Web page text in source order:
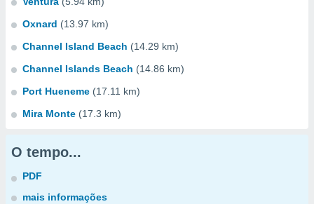
Oxnard (13.97 km)
Channel Island Beach (14.29 km)
Channel Islands Beach (14.86 km)
Port Hueneme (17.11 km)
Mira Monte (17.3 km)
O tempo...
PDF
mais informações